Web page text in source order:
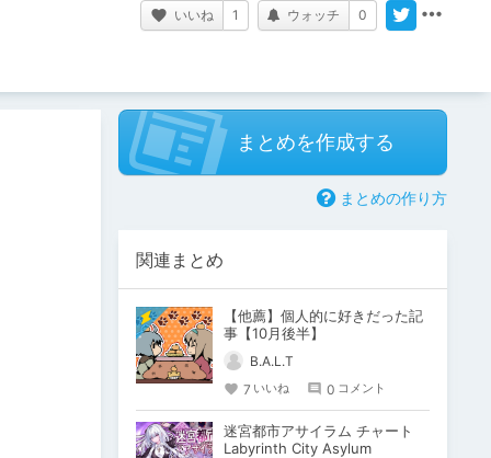
いいね 1 ウォッチ 0
まとめを作成する
まとめの作り方
関連まとめ
【他薦】個人的に好きだった記
事【10月後半】
B.A.L.T
7 いいね 0 コメント
迷宮都市アサイラム チャート
Labyrinth City Asylum